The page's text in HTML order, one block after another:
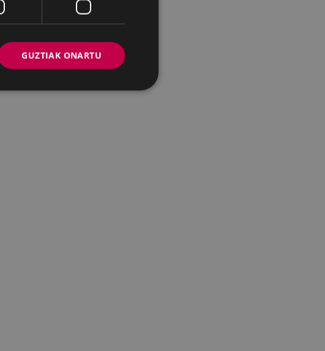
GUZTIAK ONARTU